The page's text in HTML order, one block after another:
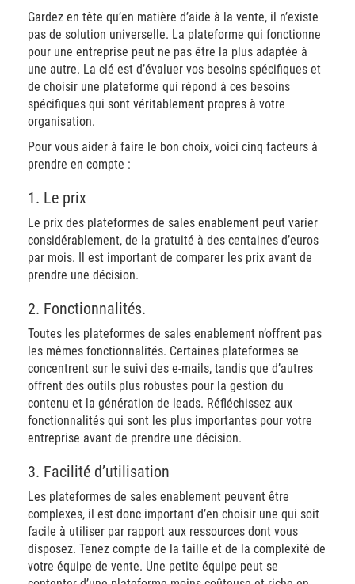
Gardez en tête qu’en matière d’aide à la vente, il n’existe
pas de solution universelle. La plateforme qui fonctionne
pour une entreprise peut ne pas être la plus adaptée à
une autre. La clé est d’évaluer vos besoins spécifiques et
de choisir une plateforme qui répond à ces besoins
spécifiques qui sont véritablement propres à votre
organisation.
Pour vous aider à faire le bon choix, voici cinq facteurs à
prendre en compte :
1. Le prix
Le prix des plateformes de sales enablement peut varier
considérablement, de la gratuité à des centaines d’euros
par mois. Il est important de comparer les prix avant de
prendre une décision.
2. Fonctionnalités.
Toutes les plateformes de sales enablement n’offrent pas
les mêmes fonctionnalités. Certaines plateformes se
concentrent sur le suivi des e-mails, tandis que d’autres
offrent des outils plus robustes pour la gestion du
contenu et la génération de leads. Réfléchissez aux
fonctionnalités qui sont les plus importantes pour votre
entreprise avant de prendre une décision.
3. Facilité d’utilisation
Les plateformes de sales enablement peuvent être
complexes, il est donc important d’en choisir une qui soit
facile à utiliser par rapport aux ressources dont vous
disposez. Tenez compte de la taille et de la complexité de
votre équipe de vente. Une petite équipe peut se